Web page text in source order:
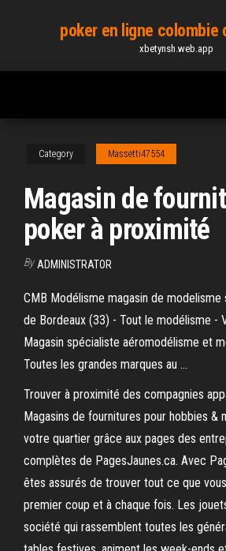
content
poker en ligne colombie
xbetynsh.web.app
Category Massetti47554
Magasin de
poker à proximité
By ADMINISTRATOR
CMB Modélisme magasin de modelisme
de Bordeaux (33) - Tout le modélisme -
Magasin spécialiste aéromodélisme et
Toutes les grandes marques au …
Trouver à proximité des compagnies
Magasins de fournitures pour hobbies &
votre quartier grâce aux pages des
complètes de PagesJaunes.ca. Avec
êtes assurés de trouver tout ce que
premier coup et à chaque fois. Les
société qui rassemblent toutes les